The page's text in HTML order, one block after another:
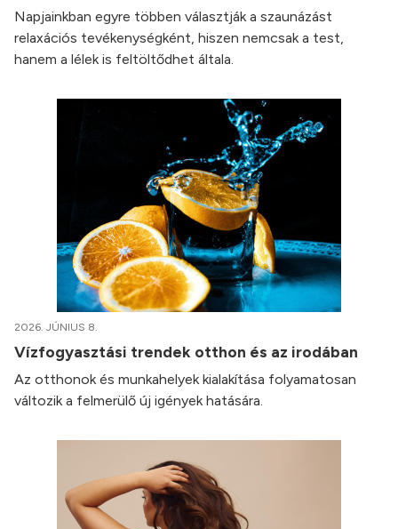
Napjainkban egyre többen választják a szaunázást
relaxációs tevékenységként, hiszen nemcsak a test,
hanem a lélek is feltöltődhet általa.
2026. JÚNIUS 8.
Vízfogyasztási trendek otthon és az irodában
Az otthonok és munkahelyek kialakítása folyamatosan
változik a felmerülő új igények hatására.